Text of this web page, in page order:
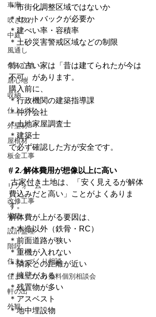
車庫
吹き抜け
中庭
風通し
住み心地
居心地
収納
仕上げ材
外壁材
屋根材
板金工事
リノベーション
リフォーム
改修工事
増築
設計監理
階段
住まいづくり相談
住まいづくり無料個別相談会
軒の出
外観
＊市街化調整区域ではないか
＊セットバックが必要か
＊建ぺい率・容積率
＊土砂災害警戒区域などの制限
特に古い家は「昔は建てられたが今は
不可」があります。
購入前に、
＊行政機関の建築指導課
＊仲介会社
＊土地家屋調査士
＊建築士
で必ず確認した方が安全です。
# 2. 解体費用が想像以上に高い
古家付き土地は、「安く見えるが解体
費込みだと高い」ことがよくありま
す。
解体費が上がる要因は、
＊木造以外（鉄骨・RC）
＊前面道路が狭い
＊重機が入れない
＊隣家との距離が近い
＊擁壁がある
＊残置物が多い
＊アスベスト
＊地中埋設物